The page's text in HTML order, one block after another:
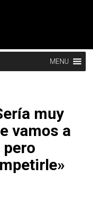
MENU
muy
vamos a